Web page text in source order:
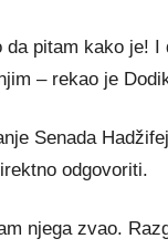
da pitam kako je!
– rekao je
Senada
odgovoriti.
njega zvao.